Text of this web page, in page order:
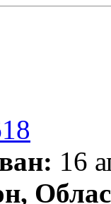
16